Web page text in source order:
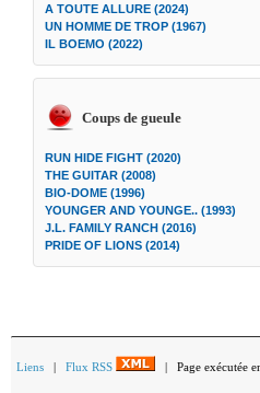
A TOUTE ALLURE (2024)
UN HOMME DE TROP (1967)
IL BOEMO (2022)
Coups de gueule
RUN HIDE FIGHT (2020)
THE GUITAR (2008)
BIO-DOME (1996)
YOUNGER AND YOUNGE.. (1993)
J.L. FAMILY RANCH (2016)
PRIDE OF LIONS (2014)
Liens Flux RSS | Page exécutée